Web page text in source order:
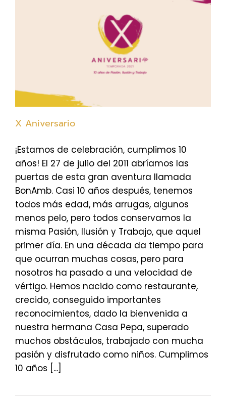
X Aniversario
¡Estamos de celebración, cumplimos 10
años! El 27 de julio del 2011 abríamos las
puertas de esta gran aventura llamada
BonAmb. Casi 10 años después, tenemos
todos más edad, más arrugas, algunos
menos pelo, pero todos conservamos la
misma Pasión, Ilusión y Trabajo, que aquel
primer día. En una década da tiempo para
que ocurran muchas cosas, pero para
nosotros ha pasado a una velocidad de
vértigo. Hemos nacido como restaurante,
crecido, conseguido importantes
reconocimientos, dado la bienvenida a
nuestra hermana Casa Pepa, superado
muchos obstáculos, trabajado con mucha
pasión y disfrutado como niños. Cumplimos
10 años [...]